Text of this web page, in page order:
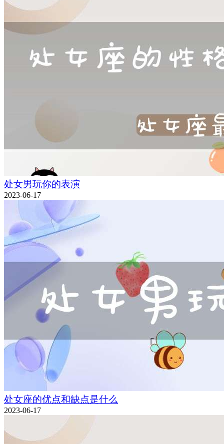
处女男玩你的表演
2023-06-17
处女座的优点和缺点是什么
2023-06-17